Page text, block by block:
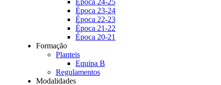
Época 24-25
Época 23-24
Época 22-23
Época 21-22
Época 20-21
Formação
Planteis
Equipa B
Regulamentos
Modalidades